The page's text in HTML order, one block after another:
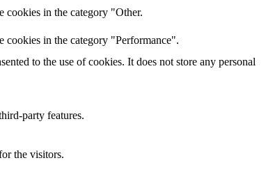
cookies in the category "Other.
cookies in the category "Performance".
to the use of cookies. It does not store any personal
party features.
the visitors.